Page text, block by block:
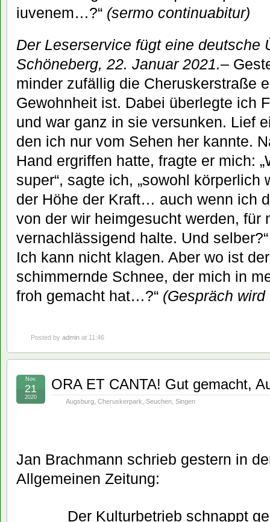
iuvenem…?“ (sermo continuabitur)
Der Leserservice fügt eine deutsche
Schöneberg, 22. Januar 2021.–
minder zufällig die Cheruskerstraße
Gewohnheit ist. Dabei überlegte ich
und war ganz in sie versunken. Lief
den ich nur vom Sehen her kannte.
Hand ergriffen hatte, fragte er mich:
super“, sagte ich, „sowohl
der Höhe der Kraft… auch wenn ich
von der wir heimgesucht werden, für
vernachlässigend halte. Und
Ich kann nicht klagen. Aber wo ist
schimmernde Schnee, der mich in
froh gemacht hat…?“ (Gespräch
Posted by admin at 11:46
ORA ET CANTA! Gut gemacht,
Augsburg Cheruskerpark Seuchen Singen
Nov.
21
2020
Jan Brachmann schrieb gestern in
Allgemeinen Zeitung:
Der Kulturbetrieb schnappt